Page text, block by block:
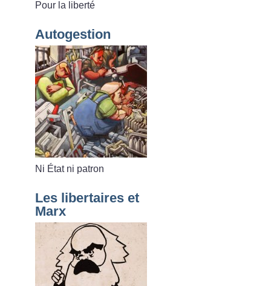
Pour la liberté
Autogestion
Ni État ni patron
Les libertaires et
Marx